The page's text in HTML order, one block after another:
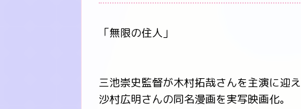
「無限の住人」
三池崇史監督が木村拓哉さんを主演に迎え
沙村広明さんの同名漫画を実写映画化。